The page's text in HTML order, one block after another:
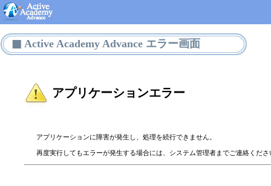
Active Academy Advance エラー画面
アプリケーションエラー
アプリケーションに障害が発生し、処理を続行できません。
再度実行してもエラーが発生する場合には、システム管理者までご連絡くださ